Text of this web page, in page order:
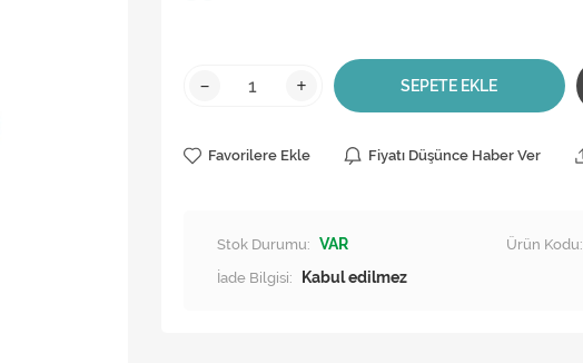
- + SEPETE EKLE
Favorilere Ekle Fiyatı Düşünce Haber Ver
Stok Durumu: VAR Ürün Kodu:
İade Bilgisi: